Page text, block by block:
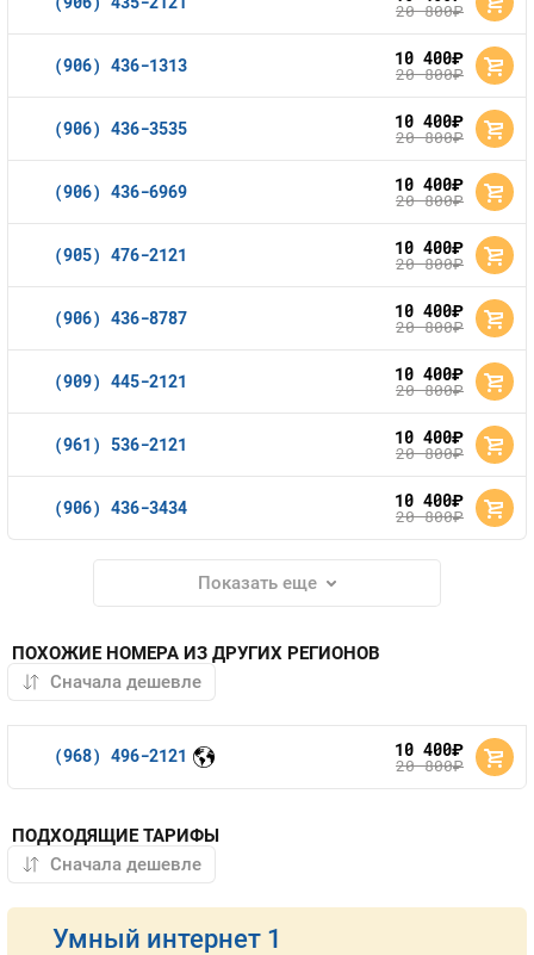
20 800руб.
(906) 436-1313 10 400руб.
20 800руб.
(906) 436-3535 10 400руб.
20 800руб.
(906) 436-6969 10 400руб.
20 800руб.
(905) 476-2121 10 400руб.
20 800руб.
(906) 436-8787 10 400руб.
20 800руб.
(909) 445-2121 10 400руб.
20 800руб.
(961) 536-2121 10 400руб.
20 800руб.
(906) 436-3434 10 400руб.
20 800руб.
Показать еще
ПОХОЖИЕ НОМЕРА ИЗ ДРУГИХ РЕГИОНОВ
(968) 496-2121 10 400руб.
20 800руб.
ПОДХОДЯЩИЕ ТАРИФЫ
Умный интернет 1